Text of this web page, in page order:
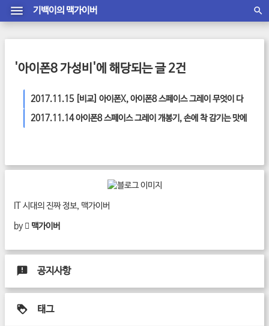
기백이의 맥가이버
'아이폰8 가성비'에 해당되는 글 2건
2017.11.15 [비교] 아이폰X, 아이폰8 스페이스 그레이 무엇이 다
르고 또 같을까?
2017.11.14아이폰8 스페이스 그레이 개봉기, 손에 착 감기는 맛에
IT 시대의 진짜 정보, 맥가이버
by  맥가이버
공지사항
태그